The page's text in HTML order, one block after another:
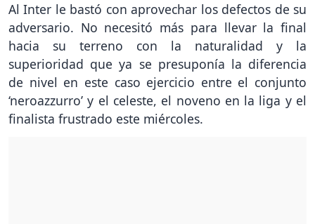
Al Inter le bastó con aprovechar los defectos de su
adversario. No necesitó más para llevar la final
hacia su terreno con la naturalidad y la
superioridad que ya se presuponía la diferencia
de nivel en este caso ejercicio entre el conjunto
‘neroazzurro’ y el celeste, el noveno en la liga y el
finalista frustrado este miércoles.